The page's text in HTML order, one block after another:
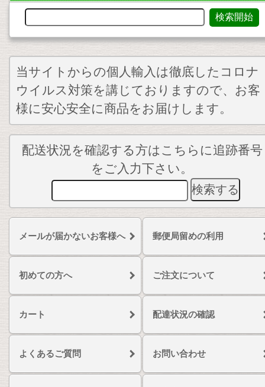
当サイトからの個人輸入は徹底したコロナ
ウイルス対策を講じておりますので、お客
様に安心安全に商品をお届けします。
配送状況を確認する方はこちらに追跡番号
をご入力下さい。
メールが届かないお客様へ 郵便局留めの利用
初めての方へ ご注文について
カート 配達状況の確認
よくあるご質問 お問い合わせ